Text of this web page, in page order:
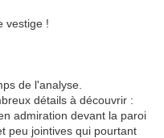
vestige !
de l'analyse.
détails à découvrir :
en admiration devant la paroi
peu jointives qui pourtant